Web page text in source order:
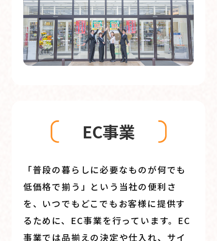
EC事業
「普段の暮らしに必要なものが何でも
低価格で揃う」という当社の便利さ
を、いつでもどこでもお客様に提供す
るために、EC事業を行っています。EC
事業では品揃えの決定や仕入れ、サイ